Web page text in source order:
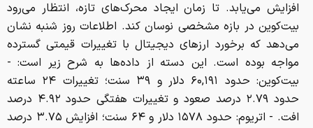
افزایش می‌یابد. تا زمان ایجاد محرک‌های تازه، انتظار می‌رود
بیت‌کوین در بازه مشخصی نوسان کند. اطلاعات روز شنبه نشان
می‌دهد که برخورد ارزهای دیجیتال با تغییرات قیمتی گسترده
مواجه بوده است. این دسته از داده‌ها به شرح زیر است: -
بیت‌کوین: حدود ۶۰,۱۹۱ دلار و ۳۹ سنت؛ تغییرات ۲۴ ساعته
حدود ۲.۷۹ درصد صعود و تغییرات هفتگی حدود ۴.۹۲ درصد
افت. - اتریوم: حدود ۱۵۷۸ دلار و ۶۴ سنت؛ افزایش ۳.۷۵ درصد